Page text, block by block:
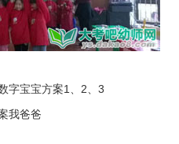
字宝宝方案1、2、3
我爸爸